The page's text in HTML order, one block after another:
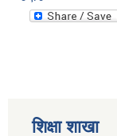
शिक्षा शाखा